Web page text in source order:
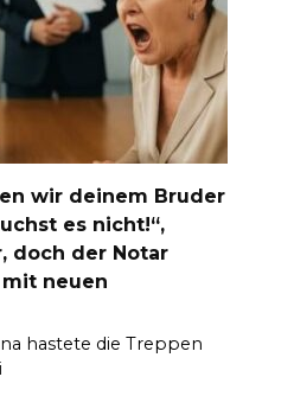
wir deinem Bruder
es nicht!“,
doch der Notar
neuen
hastete die Treppen